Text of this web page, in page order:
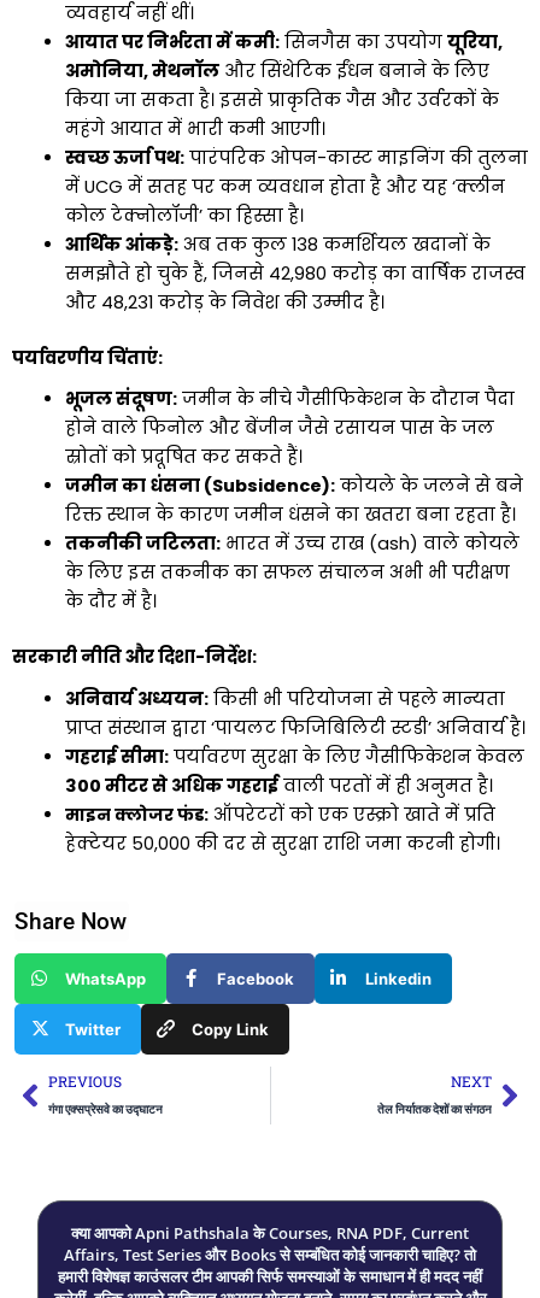
व्यवहार्य नहीं थीं।
आयात पर निर्भरता में कमी:सिनगैस का उपयोग यूरिया,
अमोनिया, मेथनॉलऔर सिंथेटिक ईंधन बनाने के लिए
किया जा सकता है। इससे प्राकृतिक गैस और उर्वरकों के
महंगे आयात में भारी कमी आएगी।
स्वच्छ ऊर्जा पथ:पारंपरिक ओपन-कास्ट माइनिंग की तुलना
में UCG में सतह पर कम व्यवधान होता है और यह ‘क्लीन
कोल टेक्नोलॉजी’ का हिस्सा है।
आर्थिक आंकड़े:अब तक कुल 138 कमर्शियल खदानों के
समझौते हो चुके हैं, जिनसे ₹42,980 करोड़ का वार्षिक राजस्व
और ₹48,231 करोड़ के निवेश की उम्मीद है।
पर्यावरणीय चिंताएं:
भूजल संदूषण:जमीन के नीचे गैसीफिकेशन के दौरान पैदा
होने वाले फिनोल और बेंजीन जैसे रसायन पास के जल
स्रोतों को प्रदूषित कर सकते हैं।
जमीन का धंसना (Subsidence):कोयले के जलने से बने
रिक्त स्थान के कारण जमीन धंसने का खतरा बना रहता है।
तकनीकी जटिलता:भारत में उच्च राख (ash) वाले कोयले
के लिए इस तकनीक का सफल संचालन अभी भी परीक्षण
के दौर में है।
सरकारी नीति और दिशा-निर्देश:
अनिवार्य अध्ययन:किसी भी परियोजना से पहले मान्यता
प्राप्त संस्थान द्वारा ‘पायलट फिजिबिलिटी स्टडी’ अनिवार्य है।
गहराई सीमा:पर्यावरण सुरक्षा के लिए गैसीफिकेशन केवल
300 मीटर से अधिक गहराईवाली परतों में ही अनुमत है।
माइन क्लोजर फंड:ऑपरेटरों को एक एस्क्रो खाते में प्रति
हेक्टेयर ₹50,000 की दर से सुरक्षा राशि जमा करनी होगी।
Share Now
WhatsApp Facebook Linkedin
Twitter Copy Link
Prev
PREVIOUS
गंगा एक्सप्रेसवे का उद्घाटन
NEXT
तेल निर्यातक देशों का संगठन
क्या आपको Apni Pathshala के Courses, RNA PDF, Current
Affairs, Test Series और Books से सम्बंधित कोई जानकारी चाहिए? तो
हमारी विशेषज्ञ काउंसलर टीम आपकी सिर्फ समस्याओं के समाधान में ही मदद नहीं